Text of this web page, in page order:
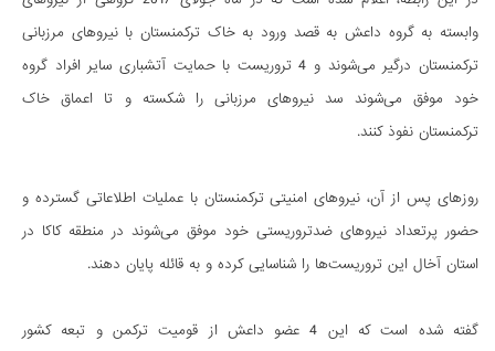
وابسته به گروه داعش به قصد ورود به خاک ترکمنستان با نیروهای مرزبانی
ترکمنستان درگیر می‌شوند و 4 تروریست با حمایت آتشباری سایر افراد گروه
خود موفق می‌شوند سد نیروهای مرزبانی را شکسته و تا اعماق خاک
ترکمنستان نفوذ کنند.
روزهای پس از آن، نیروهای امنیتی ترکمنستان با عملیات اطلاعاتی گسترده و
حضور پرتعداد نیروهای ضدتروریستی خود موفق می‌شوند در منطقه کاکا در
استان آخال این تروریست‌ها را شناسایی کرده و به قائله پایان دهند.
گفته شده است که این 4 عضو داعش از قومیت ترکمن و تبعه کشور